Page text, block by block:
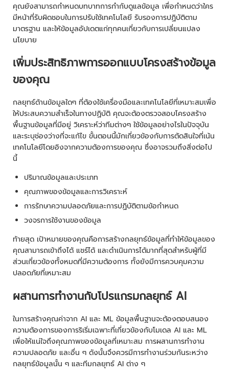
คุณยังสามารถกำหนดบทบาทการกำกับดูแลข้อมูล เพื่อกำหนดว่าใคร
มีหน้าที่รับผิดชอบในการปรับใช้เทคโนโลยี รับรองการปฏิบัติตาม
มาตรฐาน และให้ข้อมูลอัปเดตแก่ทุกคนเกี่ยวกับการเปลี่ยนแปลง
นโยบาย
เพิ่มประสิทธิภาพการออกแบบโครงสร้างข้อมูล
ของคุณ
กลยุทธ์ด้านข้อมูลใดๆ ที่ต้องใช้เครื่องมือและเทคโนโลยีที่เหมาะสมเพื่อ
ให้ประสบความสำเร็จในทางปฏิบัติ คุณจะต้องตรวจสอบโครงสร้าง
พื้นฐานข้อมูลที่มีอยู่ วิเคราะห์ว่าทีมต่างๆ ใช้ข้อมูลอย่างไรในปัจจุบัน
และระบุช่องว่างที่จะแก้ไข ขั้นตอนนี้มักเกี่ยวข้องกับการตัดสินใจที่เน้น
เทคโนโลยีโดยอิงจากความต้องการของคุณ ซึ่งอาจรวมถึงสิ่งต่อไป
นี้
ปริมาณข้อมูลและประเภท
คุณภาพของข้อมูลและการวิเคราะห์
การรักษาความปลอดภัยและการปฏิบัติตามข้อกำหนด
วงจรการใช้งานของข้อมูล
ท้ายสุด เป้าหมายของคุณคือการสร้างกลยุทธ์ข้อมูลที่ทำให้ข้อมูลของ
คุณสามารถเข้าถึงได้ แชร์ได้ และดำเนินการได้มากที่สุดสำหรับผู้ที่มี
ส่วนเกี่ยวข้องทั้งหมดที่มีความต้องการ ทั้งยังมีการควบคุมความ
ปลอดภัยที่เหมาะสม
ผสานการทำงานกับโปรแกรมกลยุทธ์ AI
ในการสร้างคุณค่าจาก AI และ ML ข้อมูลพื้นฐานจะต้องตอบสนอง
ความต้องการของการริเริ่มเฉพาะที่เกี่ยวข้องกับโมเดล AI และ ML
เพื่อให้แน่ใจถึงคุณภาพของข้อมูลที่เหมาะสม การผสานการทำงาน
ความปลอดภัย และอื่น ๆ ดังนั้นจึงควรมีการทำงานร่วมกันระหว่าง
กลยุทธ์ข้อมูลนั้น ๆ และทีมกลยุทธ์ AI ต่าง ๆ